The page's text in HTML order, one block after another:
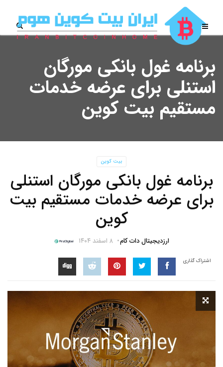
برنامه غول بانکی مورگان
استنلی برای عرضه خدمات
مستقیم بیت کوین
بیت کوین
برنامه غول بانکی مورگان استنلی
برای عرضه خدمات مستقیم بیت
کوین
ارزدیجیتال دات کام ۸ اسفند ۱۴۰۴
اشتراک گذاری